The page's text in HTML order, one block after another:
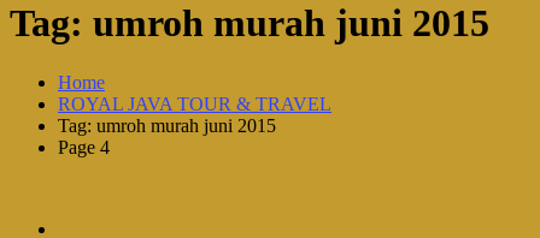
Tag: umroh murah juni 2015
Home
ROYAL JAVA TOUR & TRAVEL
Tag: umroh murah juni 2015
Page 4